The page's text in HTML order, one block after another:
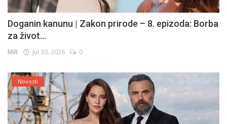
Doganin kanunu | Zakon prirode – 8. epizoda: Borba
za život...
Milt Jul 30, 2026 0
Novosti